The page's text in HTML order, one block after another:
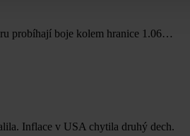
probíhají boje kolem hranice 1.06…
Inflace v USA chytila druhý dech.